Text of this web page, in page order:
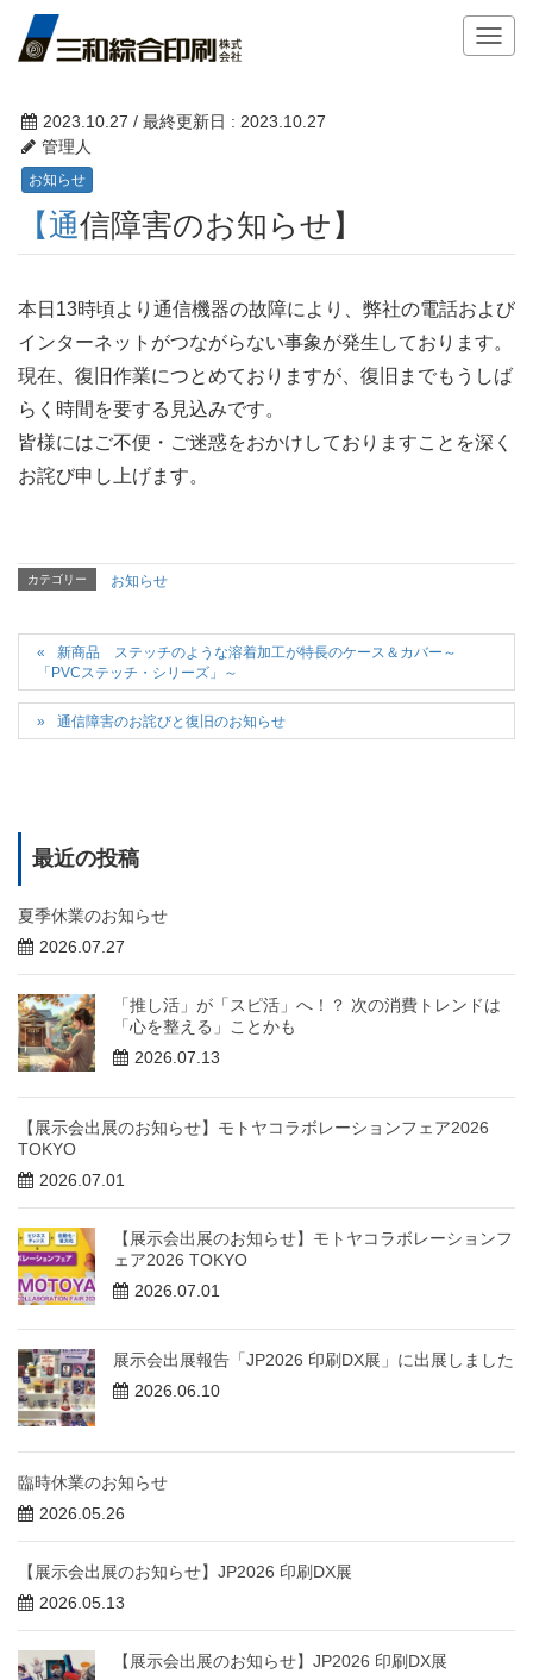
T
g
i
n
2023.10.27 / 最終更新日 : 2023.10.27
管理人
お知らせ
【通信障害のお知らせ】
本日13時頃より通信機器の故障により、弊社の電話および
インターネットがつながらない事象が発生しております。
現在、復旧作業につとめておりますが、復旧までもうしば
らく時間を要する見込みです。
皆様にはご不便・ご迷惑をおかけしておりますことを深く
お詫び申し上げます。
カテゴリー お知らせ
新商品 ステッチのような溶着加工が特長のケース＆カバー～
「PVCステッチ・シリーズ」～
通信障害のお詫びと復旧のお知らせ
最近の投稿
夏季休業のお知らせ
2026.07.27
「推し活」が「スピ活」へ！？ 次の消費トレンドは
「心を整える」ことかも
2026.07.13
【展示会出展のお知らせ】モトヤコラボレーションフェア2026
TOKYO
2026.07.01
【展示会出展のお知らせ】モトヤコラボレーションフ
ェア2026 TOKYO
2026.07.01
展示会出展報告「JP2026 印刷DX展」に出展しました
2026.06.10
臨時休業のお知らせ
2026.05.26
【展示会出展のお知らせ】JP2026 印刷DX展
2026.05.13
【展示会出展のお知らせ】JP2026 印刷DX展